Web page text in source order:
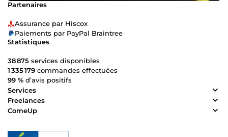
Partenaires
Assurance par Hiscox
Paiements par PayPal Braintree
Statistiques
38 875 services disponibles
1 335 179 commandes effectuées
99 % d’avis positifs
Services
Freelances
ComeUp